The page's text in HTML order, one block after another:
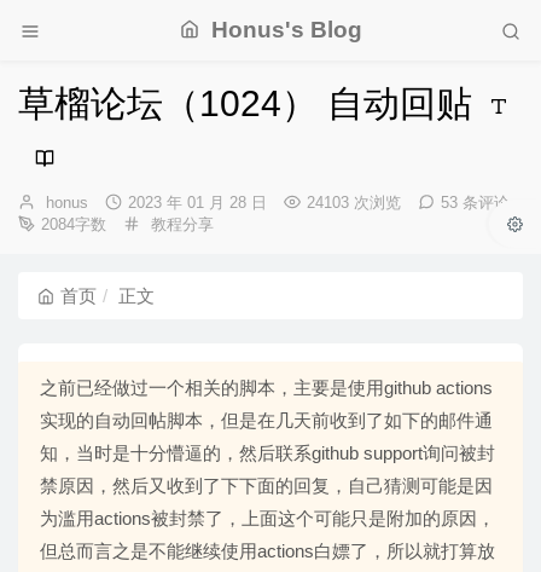
Honus's Blog
草榴论坛（1024） 自动回贴
博
主：
honus
发
布
2023 年 01 月 28 日 24103 次浏览
53 条评论
2084字数
分
教程分享
首页 正文
之前已经做过一个相关的脚本，主要是使用github actions
实现的自动回帖脚本，但是在几天前收到了如下的邮件通
知，当时是十分懵逼的，然后联系github support询问被封
禁原因，然后又收到了下下面的回复，自己猜测可能是因
为滥用actions被封禁了，上面这个可能只是附加的原因，
但总而言之是不能继续使用actions白嫖了，所以就打算放